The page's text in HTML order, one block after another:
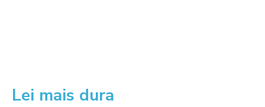
Lei mais dura